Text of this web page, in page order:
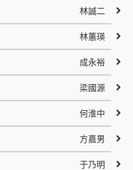
林誠二
林蕙瑛
成永裕
梁國源
何淮中
方嘉男
于乃明